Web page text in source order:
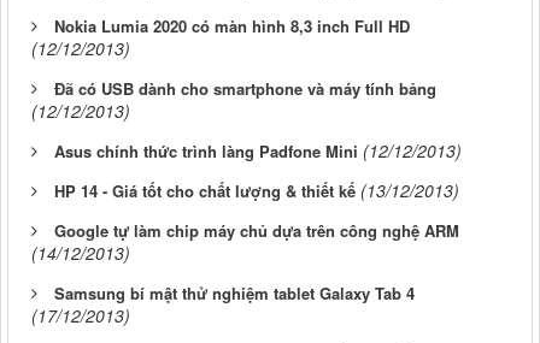
Nokia Lumia 2020 có màn hình 8,3 inch Full HD
(12/12/2013)
Đã có USB dành cho smartphone và máy tính bảng
(12/12/2013)
Asus chính thức trình làng Padfone Mini (12/12/2013)
HP 14 - Giá tốt cho chất lượng & thiết kế (13/12/2013)
Google tự làm chip máy chủ dựa trên công nghệ ARM
(14/12/2013)
Samsung bí mật thử nghiệm tablet Galaxy Tab 4
(17/12/2013)